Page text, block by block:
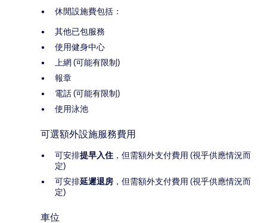
休閒設施費包括：
其他已包服務
使用健身中心
上網 (可能有限制)
報章
電話 (可能有限制)
使用泳池
可選額外設施服務費用
可安排提早入住 ，但需額外支付費用 (視乎供應情況而
定)
可安排延遲退房 ，但需額外支付費用 (視乎供應情況而
定)
車位